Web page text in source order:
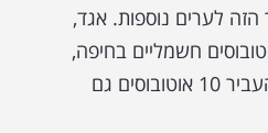
לערים נוספות. אגד,
מפעילה היום 65 אוטובוסים חשמליים בחיפה,
ובתקופה הקרובה צפויה להעביר 10 אוטובוסים גם